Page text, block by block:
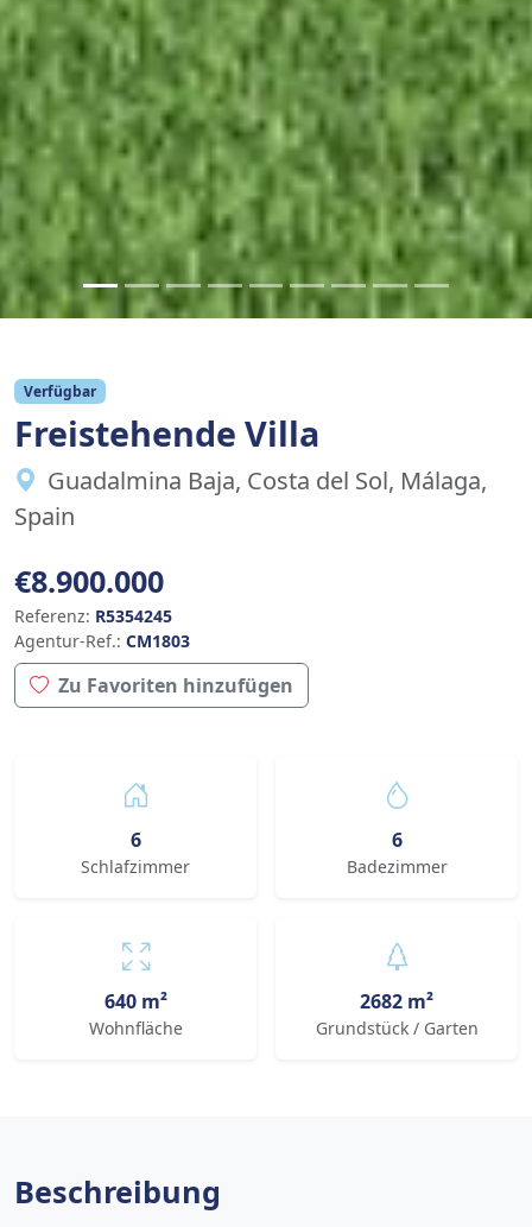
Verfügbar
Freistehende Villa
Guadalmina Baja, Costa del Sol, Málaga,
Spain
€8.900.000
Referenz: R5354245
Agentur-Ref.: CM1803
Zu Favoriten hinzufügen
6
Schlafzimmer
6
Badezimmer
640 m²
Wohnfläche
2682 m²
Grundstück / Garten
Beschreibung